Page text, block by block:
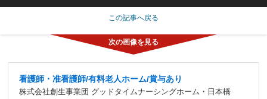
この記事へ戻る
看護師・准看護師/有料老人ホーム/賞与あり
株式会社創生事業団 グッドタイムナーシングホーム・日本橋